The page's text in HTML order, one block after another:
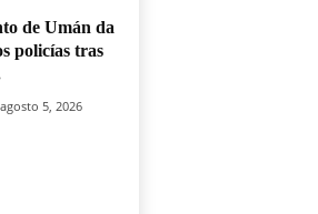
de Umán da
policías tras
agosto 5, 2026